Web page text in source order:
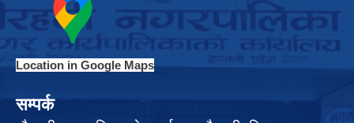
Location in Google Maps
सम्पर्क